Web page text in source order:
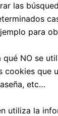
las
para
qué NO se
cookies que
etc…
utiliza la